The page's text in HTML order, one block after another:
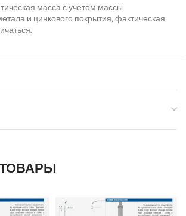
масса с учетом массы
и цинкового покрытия, фактическая